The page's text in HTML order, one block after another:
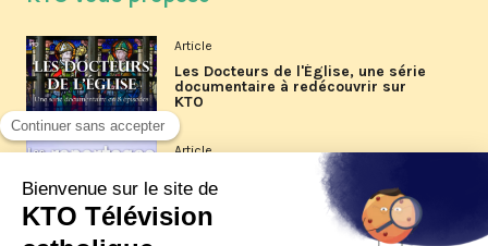
Article
Les Docteurs de l'Église, une série
documentaire à redécouvrir sur
KTO
Article
Les reportages d'été 2026 de KTO